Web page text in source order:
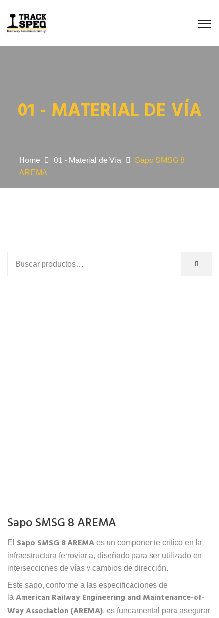
01 - MATERIAL DE VÍA
Home 01 - Material de Vía
Sapo SMSG 8
AREMA
Sapo SMSG 8 AREMA
El Sapo SMSG 8 AREMA es un componente crítico en la
infraestructura ferroviaria, diseñado para ser utilizado en
intersecciones de vías y cambios de dirección.
Este sapo, conforme a las especificaciones de
la American Railway Engineering and Maintenance-of-
Way Association (AREMA), es fundamental para asegurar